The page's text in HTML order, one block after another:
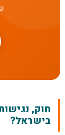
חוק,
בישראל?